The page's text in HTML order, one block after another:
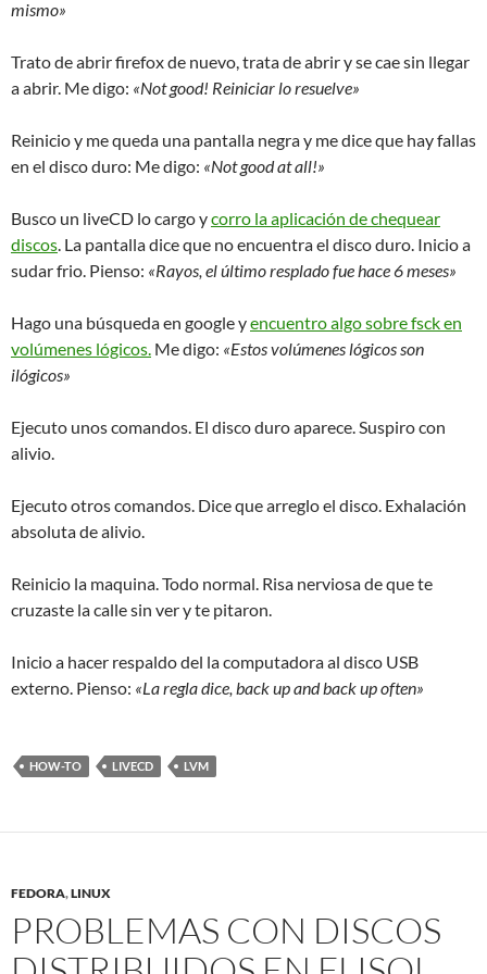
mismo»
Trato de abrir firefox de nuevo, trata de abrir y se cae sin llegar
a abrir. Me digo: «Not good! Reiniciar lo resuelve»
Reinicio y me queda una pantalla negra y me dice que hay fallas
en el disco duro: Me digo: «Not good at all!»
Busco un liveCD lo cargo ycorro la aplicación de chequear
discos. La pantalla dice que no encuentra el disco duro. Inicio a
sudar frio. Pienso: «Rayos, el último resplado fue hace 6 meses»
Hago una búsqueda en google yencuentro algo sobre fsck en
volúmenes lógicos. Me digo: «Estos volúmenes lógicos son
ilógicos»
Ejecuto unos comandos. El disco duro aparece. Suspiro con
alivio.
Ejecuto otros comandos. Dice que arreglo el disco. Exhalación
absoluta de alivio.
Reinicio la maquina. Todo normal. Risa nerviosa de que te
cruzaste la calle sin ver y te pitaron.
Inicio a hacer respaldo del la computadora al disco USB
externo. Pienso: «La regla dice, back up and back up often»
HOW-TO LIVECD LVM
FEDORA,LINUX
PROBLEMAS CON DISCOS